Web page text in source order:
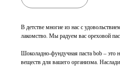
В детстве многие из нас с
лакомство. Мы радуем вас ореховой
Шоколадно-фундучная паста bob – это
веществ для вашего организма.